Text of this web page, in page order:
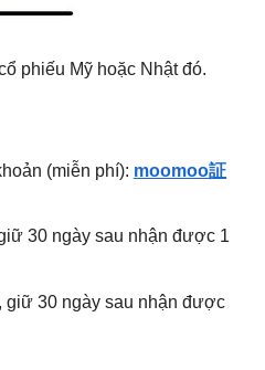
phiếu Mỹ hoặc Nhật đó.
(miễn phí): moomoo証
30 ngày sau nhận được 1
giữ 30 ngày sau nhận được